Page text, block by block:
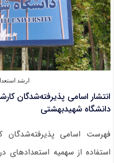
ارشد
دانشگاه شهیدبهشتی
فهرست اسامی پذیرفته‌شدگان
استفاده از سهمیه